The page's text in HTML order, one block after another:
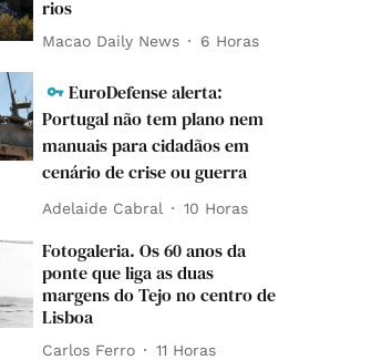
rios
Macao Daily News 6 Horas
EuroDefense alerta:
Portugal não tem plano nem
manuais para cidadãos em
cenário de crise ou guerra
Adelaide Cabral 10 Horas
Fotogaleria. Os 60 anos da
ponte que liga as duas
margens do Tejo no centro de
Lisboa
Carlos Ferro 11 Horas